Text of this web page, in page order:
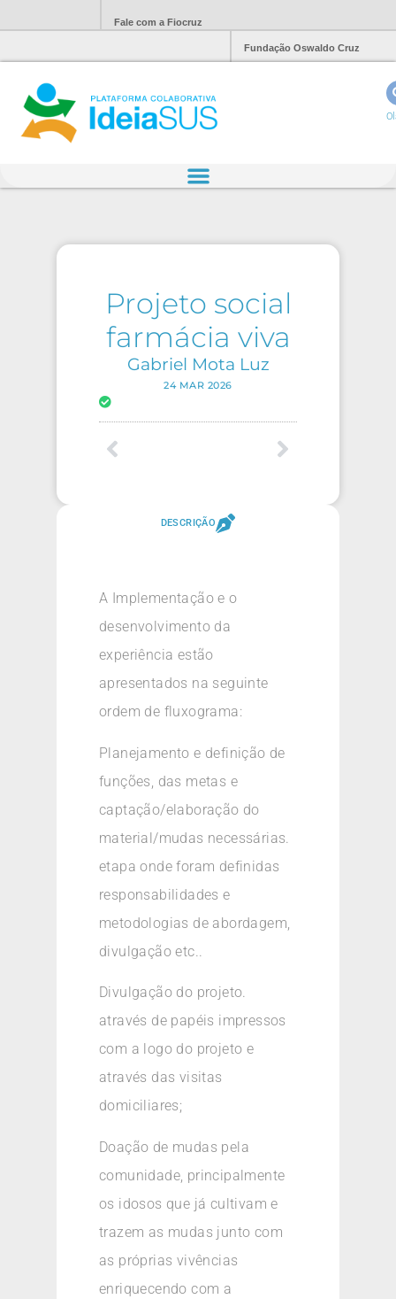
Fale com a Fiocruz
Fundação Oswaldo Cruz
Projeto social
farmácia viva
Gabriel Mota Luz
24 MAR 2026
DESCRIÇÃO
A Implementação e o
desenvolvimento da
experiência estão
apresentados na seguinte
ordem de fluxograma:
Planejamento e definição de
funções, das metas e
captação/elaboração do
material/mudas necessárias.
etapa onde foram definidas
responsabilidades e
metodologias de abordagem,
divulgação etc..
Divulgação do projeto.
através de papéis impressos
com a logo do projeto e
através das visitas
domiciliares;
Doação de mudas pela
comunidade, principalmente
os idosos que já cultivam e
trazem as mudas junto com
as próprias vivências
enriquecendo com a